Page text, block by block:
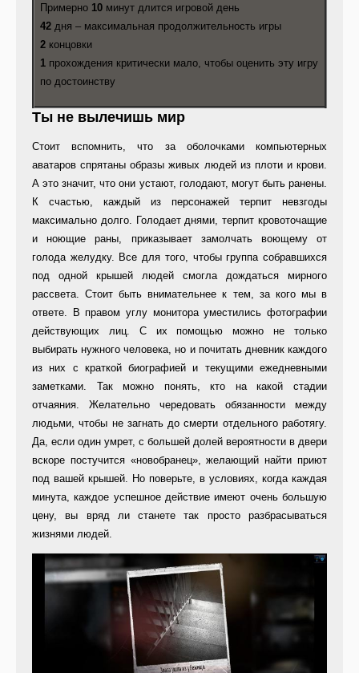
Примерно 10минут длится игровой день
42дня – максимальная продолжительность игры
2концовки
1 прохождения критически мало, чтобы оценить эту игру
по достоинству
Ты не вылечишь мир
Стоит вспомнить, что за оболочками компьютерных
аватаров спрятаны образы живых людей из плоти и крови.
А это значит, что они устают, голодают, могут быть ранены.
К счастью, каждый из персонажей терпит невзгоды
максимально долго. Голодает днями, терпит кровоточащие
и ноющие раны, приказывает замолчать воющему от
голода желудку. Все для того, чтобы группа собравшихся
под одной крышей людей смогла дождаться мирного
рассвета. Стоит быть внимательнее к тем, за кого мы в
ответе. В правом углу монитора уместились фотографии
действующих лиц. С их помощью можно не только
выбирать нужного человека, но и почитать дневник каждого
из них с краткой биографией и текущими ежедневными
заметками. Так можно понять, кто на какой стадии
отчаяния. Желательно чередовать обязанности между
людьми, чтобы не загнать до смерти отдельного работягу.
Да, если один умрет, с большей долей вероятности в двери
вскоре постучится «новобранец», желающий найти приют
под вашей крышей. Но поверьте, в условиях, когда каждая
минута, каждое успешное действие имеют очень большую
цену, вы вряд ли станете так просто разбрасываться
жизнями людей.